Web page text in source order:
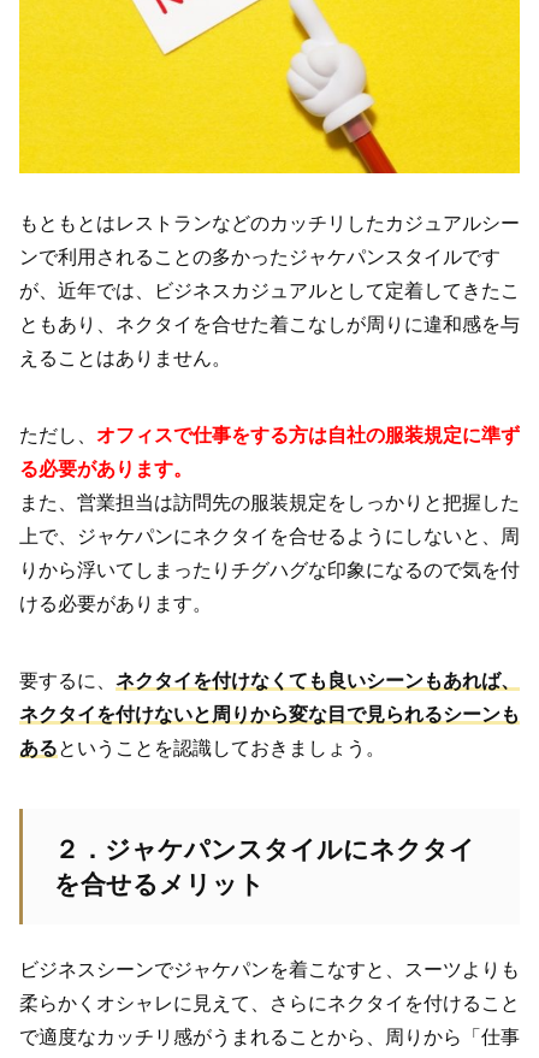
もともとはレストランなどのカッチリしたカジュアルシー
ンで利用されることの多かったジャケパンスタイルです
が、近年では、ビジネスカジュアルとして定着してきたこ
ともあり、ネクタイを合せた着こなしが周りに違和感を与
えることはありません。
ただし、 オフィスで仕事をする方は自社の服装規定に準ず
る必要があります。
また、営業担当は訪問先の服装規定をしっかりと把握した
上で、ジャケパンにネクタイを合せるようにしないと、周
りから浮いてしまったりチグハグな印象になるので気を付
ける必要があります。
要するに、 ネクタイを付けなくても良いシーンもあれば、
ネクタイを付けないと周りから変な目で見られるシーンも
あるということを認識しておきましょう。
２．ジャケパンスタイルにネクタイ
を合せるメリット
ビジネスシーンでジャケパンを着こなすと、スーツよりも
柔らかくオシャレに見えて、さらにネクタイを付けること
で適度なカッチリ感がうまれることから、周りから「仕事